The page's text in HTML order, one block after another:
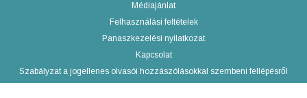
Médiajánlat
Felhasználási feltételek
Panaszkezelési nyilatkozat
Kapcsolat
Szabályzat a jogellenes olvasói hozzászólásokkal szembeni fellépésről